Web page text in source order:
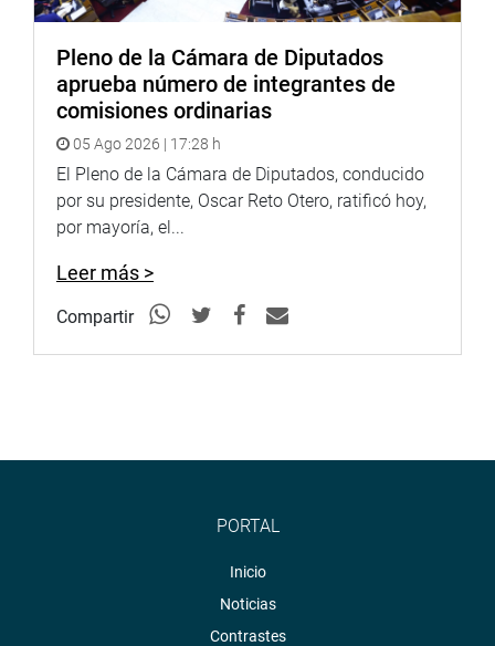
Pleno de la Cámara de Diputados
aprueba número de integrantes de
comisiones ordinarias
05 Ago 2026 | 17:28 h
El Pleno de la Cámara de Diputados, conducido
por su presidente, Oscar Reto Otero, ratificó hoy,
por mayoría, el...
Leer más >
Compartir
PORTAL
Inicio
Noticias
Contrastes